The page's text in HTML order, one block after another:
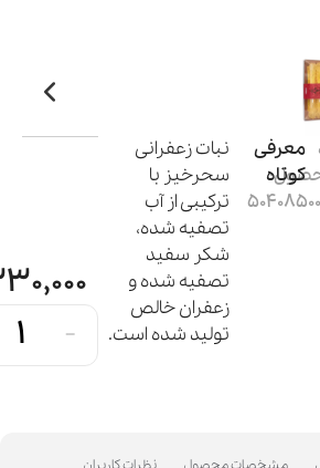
معرفی
کوتاه
نبات زعفرانی
سحرخیز با
ترکیبی از آب
تصفیه شده،
شکر سفید
تصفیه شده و
زعفران خالص
تولید شده است.
-